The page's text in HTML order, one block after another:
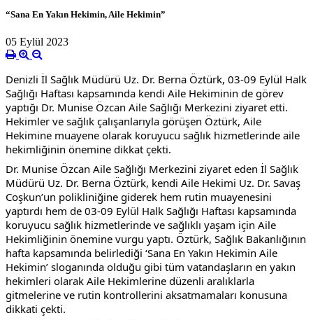
“Sana En Yakın Hekimin, Aile Hekimin”
05 Eylül 2023
Denizli İl Sağlık Müdürü Uz. Dr. Berna Öztürk, 03-09 Eylül Halk
Sağlığı Haftası kapsamında kendi Aile Hekiminin de görev
yaptığı Dr. Munise Özcan Aile Sağlığı Merkezini ziyaret etti.
Hekimler ve sağlık çalışanlarıyla görüşen Öztürk, Aile
Hekimine muayene olarak koruyucu sağlık hizmetlerinde aile
hekimliğinin önemine dikkat çekti.
Dr. Munise Özcan Aile Sağlığı Merkezini ziyaret eden İl Sağlık
Müdürü Uz. Dr. Berna Öztürk, kendi Aile Hekimi Uz. Dr. Savaş
Coşkun’un polikliniğine giderek hem rutin muayenesini
yaptırdı hem de 03-09 Eylül Halk Sağlığı Haftası kapsamında
koruyucu sağlık hizmetlerinde ve sağlıklı yaşam için Aile
Hekimliğinin önemine vurgu yaptı. Öztürk, Sağlık Bakanlığının
hafta kapsamında belirlediği ‘Sana En Yakın Hekimin Aile
Hekimin’ sloganında olduğu gibi tüm vatandaşların en yakın
hekimleri olarak Aile Hekimlerine düzenli aralıklarla
gitmelerine ve rutin kontrollerini aksatmamaları konusuna
dikkati çekti.